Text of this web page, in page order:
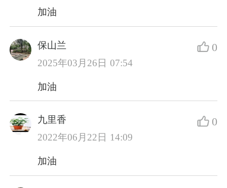
加油
保山兰
2025年03月26日 07:54
0
加油
九里香
2022年06月22日 14:09
0
加油